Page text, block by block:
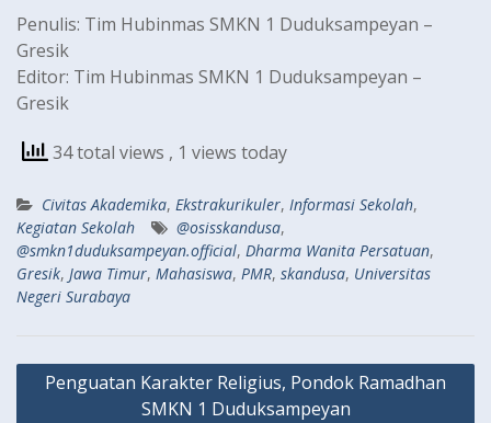
Penulis: Tim Hubinmas SMKN 1 Duduksampeyan –
Gresik
Editor: Tim Hubinmas SMKN 1 Duduksampeyan –
Gresik
34 total views , 1 views today
Civitas Akademika, Ekstrakurikuler, Informasi Sekolah,
Kegiatan Sekolah
@osisskandusa,
@smkn1duduksampeyan.official, Dharma Wanita Persatuan,
Gresik, Jawa Timur, Mahasiswa, PMR, skandusa, Universitas
Negeri Surabaya
Navigasi
Penguatan Karakter Religius, Pondok Ramadhan
SMKN 1 Duduksampeyan